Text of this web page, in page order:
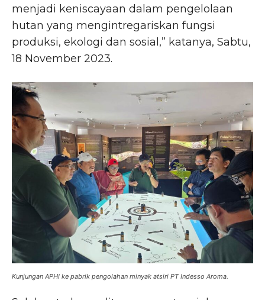
menjadi keniscayaan dalam pengelolaan
hutan yang mengintregariskan fungsi
produksi, ekologi dan sosial,” katanya, Sabtu,
18 November 2023.
Kunjungan APHI ke pabrik pengolahan minyak atsiri PT Indesso Aroma.